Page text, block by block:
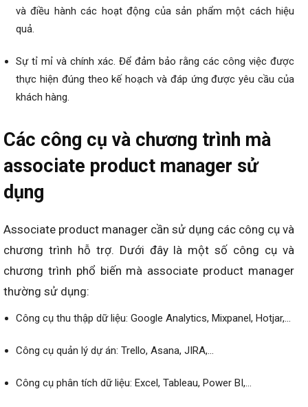
và điều hành các hoạt động của sản phẩm một cách hiệu
quả.
Sự tỉ mỉ và chính xác. Để đảm bảo rằng các công việc được
thực hiện đúng theo kế hoạch và đáp ứng được yêu cầu của
khách hàng.
Các công cụ và chương trình mà
associate product manager sử
dụng
Associate product manager cần sử dụng các công cụ và
chương trình hỗ trợ. Dưới đây là một số công cụ và
chương trình phổ biến mà associate product manager
thường sử dụng:
Công cụ thu thập dữ liệu: Google Analytics, Mixpanel, Hotjar,…
Công cụ quản lý dự án: Trello, Asana, JIRA,…
Công cụ phân tích dữ liệu: Excel, Tableau, Power BI,…